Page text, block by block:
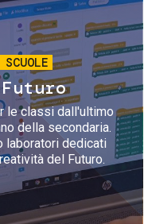
le classi dall'ultimo
della secondaria.
laboratori dedicati
del Futuro.